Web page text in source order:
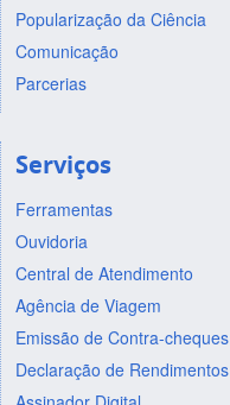
Popularização da Ciência
Comunicação
Parcerias
Serviços
Ferramentas
Ouvidoria
Central de Atendimento
Agência de Viagem
Emissão de Contra-cheques
Declaração de Rendimentos